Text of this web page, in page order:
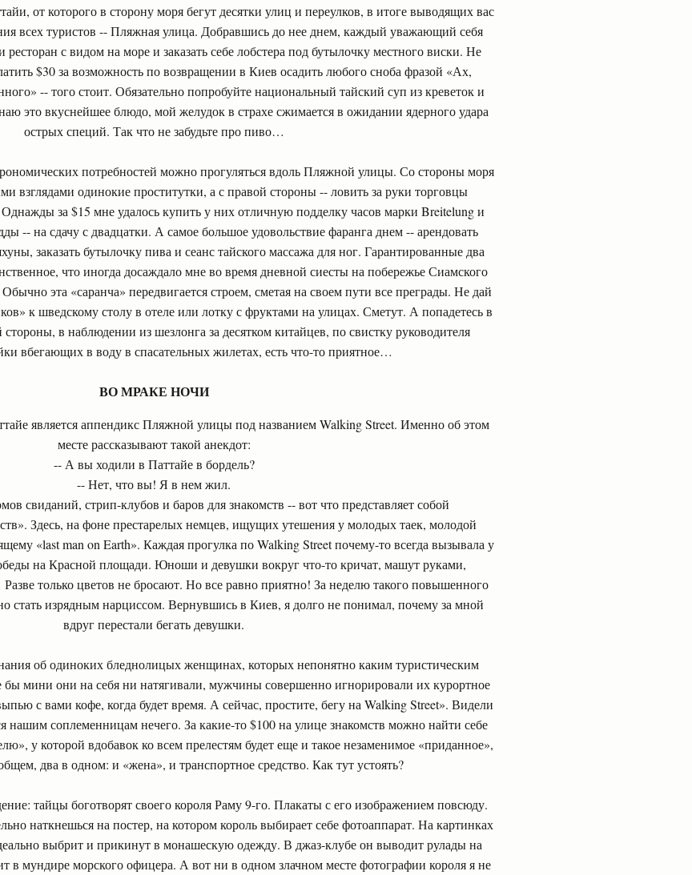
от которого в сторону моря бегут десятки улиц и переулков, в итоге выводящих вас
всех туристов -- Пляжная улица. Добравшись до нее днем, каждый уважающий себя
с видом на море и заказать себе лобстера под бутылочку местного виски. Не
$30 за возможность по возвращении в Киев осадить любого сноба фразой «Ах,
-- того стоит. Обязательно попробуйте национальный тайский суп из креветок и
это вкуснейшее блюдо, мой желудок в страхе сжимается в ожидании ядерного удара
острых специй. Так что не забудьте про пиво…
потребностей можно прогуляться вдоль Пляжной улицы. Со стороны моря
взглядами одинокие проститутки, а с правой стороны -- ловить за руки торговцы
за $15 мне удалось купить у них отличную подделку часов марки Breitelung и
-- на сдачу с двадцатки. А самое большое удовольствие фаранга днем -- арендовать
заказать бутылочку пива и сеанс тайского массажа для ног. Гарантированные два
что иногда досаждало мне во время дневной сиесты на побережье Сиамского
эта «саранча» передвигается строем, сметая на своем пути все преграды. Не дай
к шведскому столу в отеле или лотку с фруктами на улицах. Сметут. А попадетесь в
в наблюдении из шезлонга за десятком китайцев, по свистку руководителя
вбегающих в воду в спасательных жилетах, есть что-то приятное…
ВО МРАКЕ НОЧИ
является аппендикс Пляжной улицы под названием Walking Street. Именно об этом
месте рассказывают такой анекдот:
-- А вы ходили в Паттайе в бордель?
-- Нет, что вы! Я в нем жил.
свиданий, стрип-клубов и баров для знакомств -- вот что представляет собой
Здесь, на фоне престарелых немцев, ищущих утешения у молодых таек, молодой
«last man on Earth». Каждая прогулка по Walking Street почему-то всегда вызывала у
на Красной площади. Юноши и девушки вокруг что-то кричат, машут руками,
только цветов не бросают. Но все равно приятно! За неделю такого повышенного
стать изрядным нарциссом. Вернувшись в Киев, я долго не понимал, почему за мной
вдруг перестали бегать девушки.
об одиноких бледнолицых женщинах, которых непонятно каким туристическим
бы мини они на себя ни натягивали, мужчины совершенно игнорировали их курортное
с вами кофе, когда будет время. А сейчас, простите, бегу на Walking Street». Видели
соплеменницам нечего. За какие-то $100 на улице знакомств можно найти себе
у которой вдобавок ко всем прелестям будет еще и такое незаменимое «приданное»,
два в одном: и «жена», и транспортное средство. Как тут устоять?
тайцы боготворят своего короля Раму 9-го. Плакаты с его изображением повсюду.
наткнешься на постер, на котором король выбирает себе фотоаппарат. На картинках
выбрит и прикинут в монашескую одежду. В джаз-клубе он выводит рулады на
в мундире морского офицера. А вот ни в одном злачном месте фотографии короля я не